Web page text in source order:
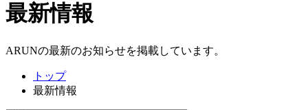
最新情報
ARUNの最新のお知らせを掲載しています。
トップ
最新情報